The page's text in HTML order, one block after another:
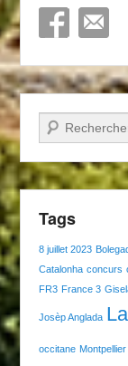
Recherche
Tags
8 juillet 2023
Catalonha concurs
FR3 France 3
Josèp Anglada
occitane Montpellier